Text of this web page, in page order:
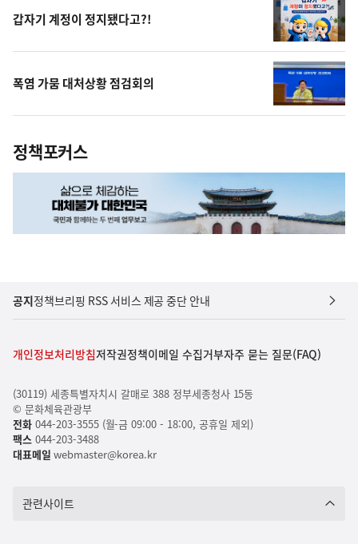
갑자기 계정이 정지됐다고?!
폭염 가뭄 대처상황 점검회의
정책포커스
공지정책브리핑 RSS 서비스 제공 중단 안내
개인정보처리방침저작권정책이메일 수집거부자주 묻는 질문(FAQ)
(30119) 세종특별자치시 갈매로 388 정부세종청사 15동
© 문화체육관광부
전화044-203-3555 (월-금 09:00 - 18:00, 공휴일 제외)
팩스044-203-3488
대표메일 webmaster@korea.kr
관련사이트